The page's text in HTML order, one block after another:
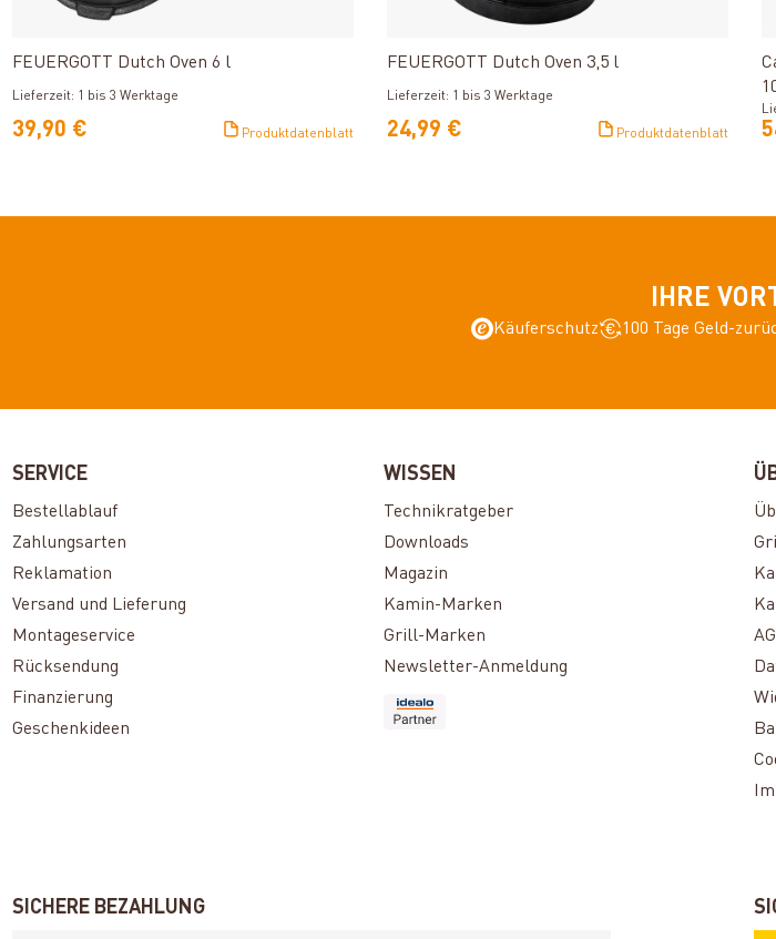
FEUERGOTT Dutch Oven 6 l
Lieferzeit: 1 bis 3 Werktage
39,90 € Produktdatenblatt
Produkt ansehen
FEUERGOTT Dutch Oven 3,5 l
Lieferzeit: 1 bis 3 Werktage
24,99 € Produktdatenblatt
IHRE
Käuferschutz 100 Tage Geld-
SERVICE
Bestellablauf
Zahlungsarten
Reklamation
Versand und Lieferung
Montageservice
Rücksendung
Finanzierung
Geschenkideen
WISSEN
Technikratgeber
Downloads
Magazin
Kamin-Marken
Grill-Marken
Newsletter-Anmeldung
SICHERE BEZAHLUNG